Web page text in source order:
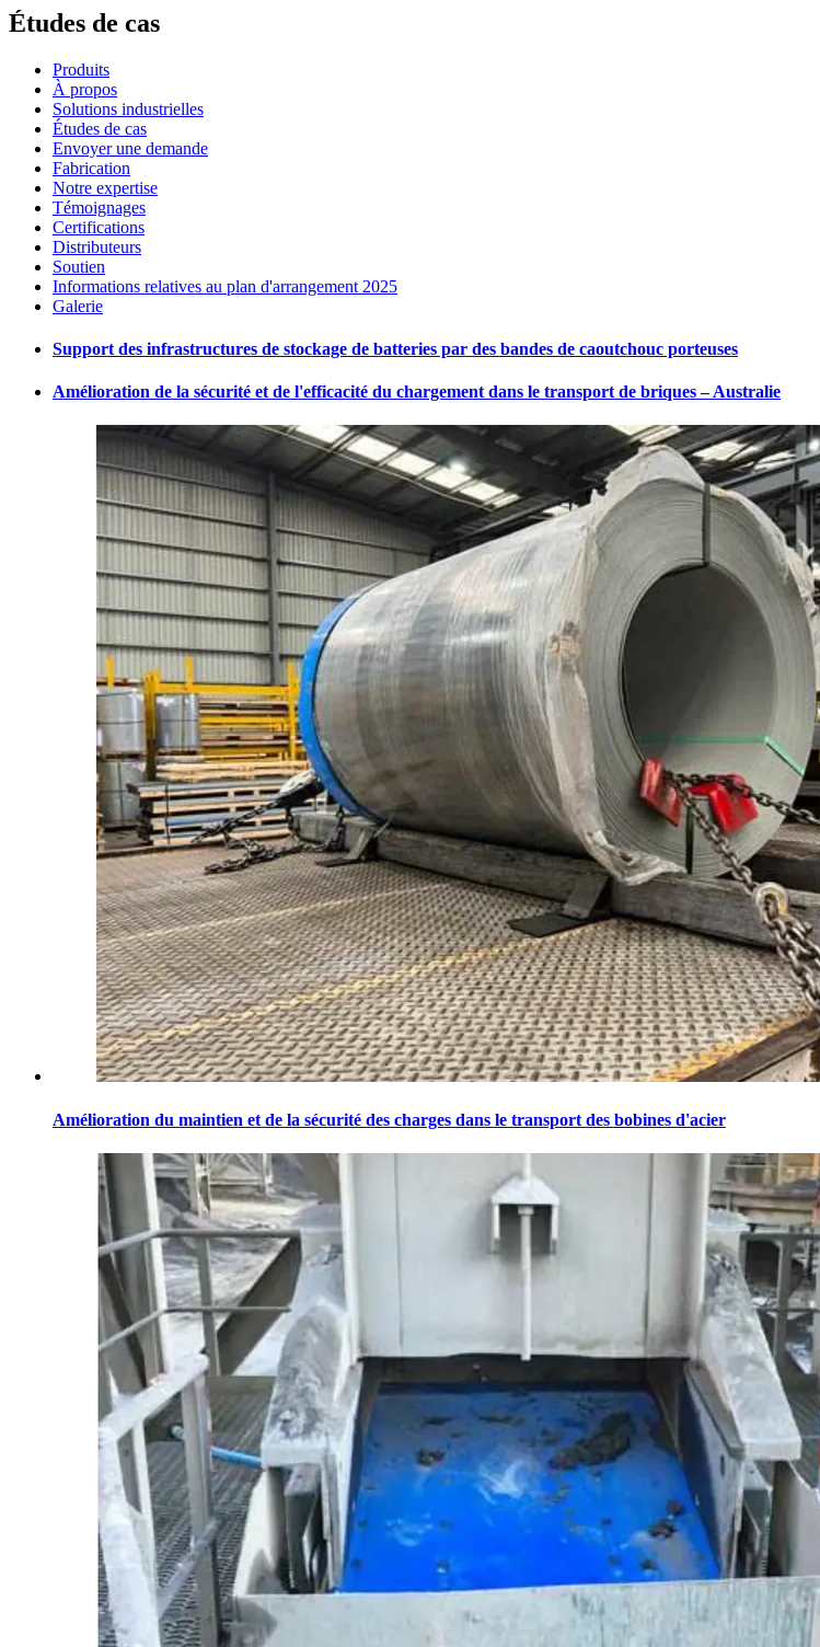
Études de cas
Produits
À propos
Solutions industrielles
Études de cas
Envoyer une demande
Fabrication
Notre expertise
Témoignages
Certifications
Distributeurs
Soutien
Informations relatives au plan d'arrangement 2025
Galerie
Support des infrastructures de stockage de batteries par des bandes de caoutchouc porteuses
Amélioration de la sécurité et de l'efficacité du chargement dans le transport de briques – Australie
Amélioration du maintien et de la sécurité des charges dans le transport des bobines d'acier